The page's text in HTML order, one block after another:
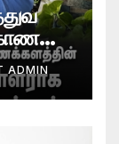
அன்டன்
ADMIN